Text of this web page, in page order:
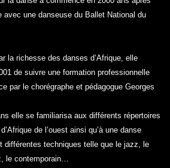
avec une danseuse du Ballet National du
la richesse des danses d’Afrique, elle
de suivre une formation professionnelle
par le chorégraphe et pédagogue Georges
elle se familiarisa aux différents répertoires
de l’ouest ainsi qu’à une danse
différentes techniques telle que le jazz, le
le contemporain…